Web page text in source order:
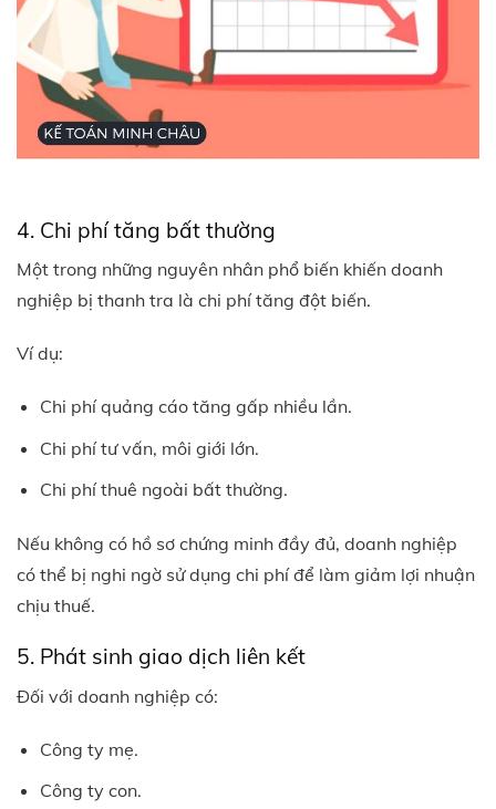
4. Chi phí tăng bất thường
Một trong những nguyên nhân phổ biến khiến doanh
nghiệp bị thanh tra là chi phí tăng đột biến.
Ví dụ:
Chi phí quảng cáo tăng gấp nhiều lần.
Chi phí tư vấn, môi giới lớn.
Chi phí thuê ngoài bất thường.
Nếu không có hồ sơ chứng minh đầy đủ, doanh nghiệp
có thể bị nghi ngờ sử dụng chi phí để làm giảm lợi nhuận
chịu thuế.
5. Phát sinh giao dịch liên kết
Đối với doanh nghiệp có:
Công ty mẹ.
Công ty con.